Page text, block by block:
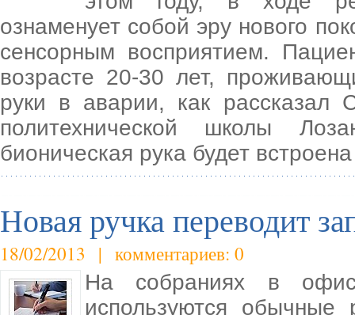
ознаменует собой эру нового
сенсорным восприятием.
возрасте 20-30 лет,
руки в аварии, как рассказал
политехнической школы
бионическая рука будет
Новая ручка переводит
18/02/2013 | комментариев: 0
На собраниях в
используются